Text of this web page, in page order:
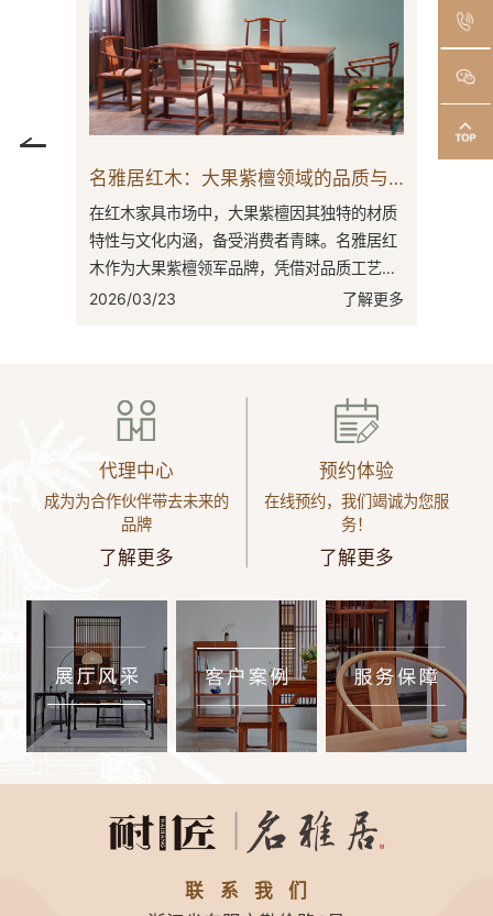
名雅居红木：大果紫檀领域的品质与文化践行者
在红木家具市场中，大果紫檀因其独特的材质
特性与文化内涵，备受消费者青睐。名雅居红
木作为大果紫檀领军品牌，凭借对品质工艺的
执着追求与对文化传承的高度重视，在竞争
2026/03/23 了解更多
代理中心
成为为合作伙伴带去未来的
品牌
了解更多
预约体验
在线预约，我们竭诚为您服
务！
了解更多
联系我们